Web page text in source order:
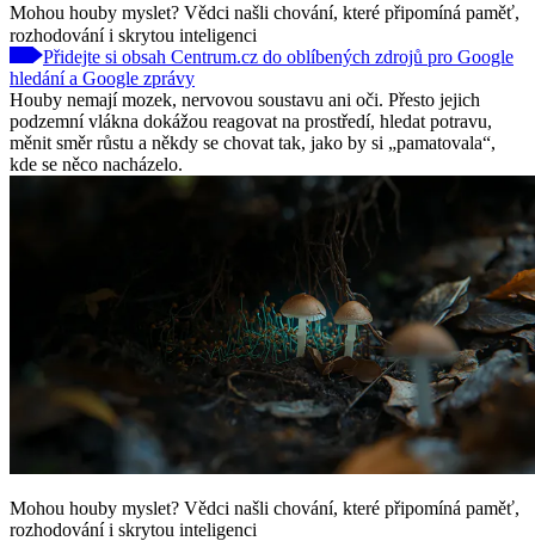
Mohou houby myslet? Vědci našli chování, které připomíná paměť,
rozhodování i skrytou inteligenci
Přidejte si obsah Centrum.cz do oblíbených zdrojů pro Google
hledání a Google zprávy
Houby nemají mozek, nervovou soustavu ani oči. Přesto jejich
podzemní vlákna dokážou reagovat na prostředí, hledat potravu,
měnit směr růstu a někdy se chovat tak, jako by si „pamatovala“,
kde se něco nacházelo.
Mohou houby myslet? Vědci našli chování, které připomíná paměť,
rozhodování i skrytou inteligenci